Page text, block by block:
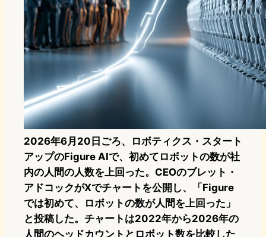
2026年6月20日ごろ、ロボティクス・スタート
アップのFigure AIで、初めてロボットの数が社
内の人間の人数を上回った。CEOのブレット・
アドコックがXでチャートを公開し、「Figure
では初めて、ロボットの数が人間を上回った」
と投稿した。チャートは2022年から2026年の
人間のヘッドカウントとロボット数を比較した